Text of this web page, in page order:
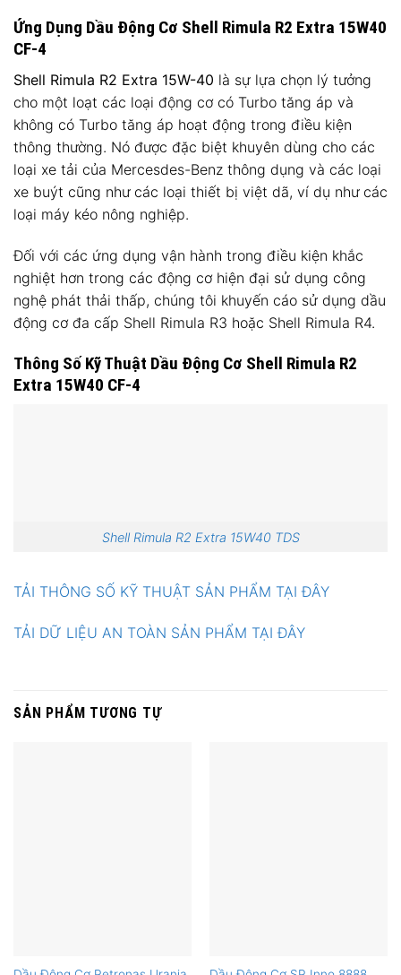
Ứng Dụng Dầu Động Cơ Shell Rimula R2 Extra 15W40
CF-4
Shell Rimula R2 Extra 15W-40 là sự lựa chọn lý tưởng
cho một loạt các loại động cơ có Turbo tăng áp và
không có Turbo tăng áp hoạt động trong điều kiện
thông thường. Nó được đặc biệt khuyên dùng cho các
loại xe tải của Mercesdes-Benz thông dụng và các loại
xe buýt cũng như các loại thiết bị việt dã, ví dụ như các
loại máy kéo nông nghiệp.
Đối với các ứng dụng vận hành trong điều kiện khắc
nghiệt hơn trong các động cơ hiện đại sử dụng công
nghệ phát thải thấp, chúng tôi khuyến cáo sử dụng dầu
động cơ đa cấp Shell Rimula R3 hoặc Shell Rimula R4.
Thông Số Kỹ Thuật Dầu Động Cơ Shell Rimula R2
Extra 15W40 CF-4
Shell Rimula R2 Extra 15W40 TDS
TẢI THÔNG SỐ KỸ THUẬT SẢN PHẨM TẠI ĐÂY
TẢI DỮ LIỆU AN TOÀN SẢN PHẨM TẠI ĐÂY
SẢN PHẨM TƯƠNG TỰ